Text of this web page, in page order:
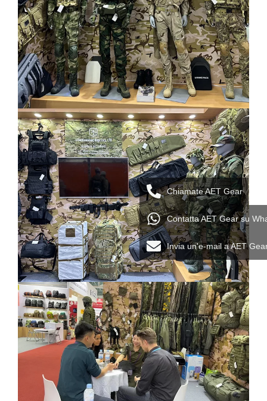
Chiamate AET Gear
Contatta AET Gear su
Invia un'e-mail a AET